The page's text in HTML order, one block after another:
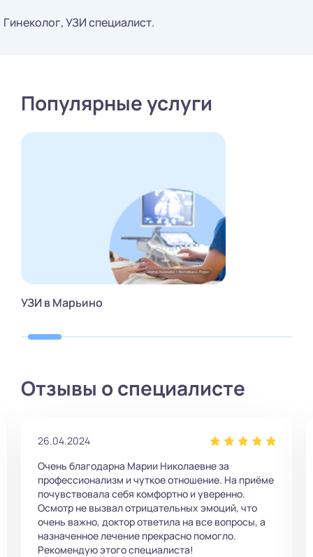
Гинеколог, УЗИ специалист.
Популярные услуги
УЗИ в Марьино
Отзывы о специалисте
26.04.2024
Очень благодарна Марии Николаевне за
профессионализм и чуткое отношение. На приёме
почувствовала себя комфортно и уверенно.
Осмотр не вызвал отрицательных эмоций, что
очень важно, доктор ответила на все вопросы, а
назначенное лечение прекрасно помогло.
Рекомендую этого специалиста!